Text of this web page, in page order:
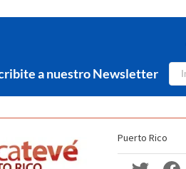
a nuestro Newsletter
Puerto Rico